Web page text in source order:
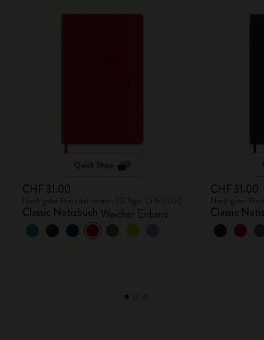
Quick Shop
CHF 31.00
Classic Notizbuch Weicher Einband
CHF 31.00
Classic